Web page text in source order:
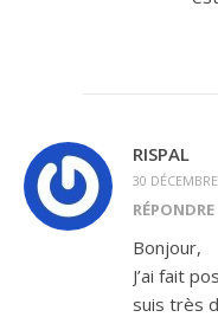
RISPAL
30
RÉPONDRE
Bonjour,
J’ai fait
suis très